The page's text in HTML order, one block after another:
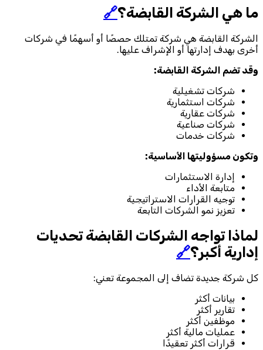
ما هي الشركة القابضة؟🔗
الشركة القابضة هي شركة تمتلك حصصًا أو أسهمًا في شركات
أخرى بهدف إدارتها أو الإشراف عليها.
وقد تضم الشركة القابضة:
شركات تشغيلية
شركات استثمارية
شركات عقارية
شركات صناعية
شركات خدمات
وتكون مسؤوليتها الأساسية:
إدارة الاستثمارات
متابعة الأداء
توجيه القرارات الاستراتيجية
تعزيز نمو الشركات التابعة
لماذا تواجه الشركات القابضة تحديات
إدارية أكبر؟🔗
كل شركة جديدة تضاف إلى المجموعة تعني:
بيانات أكثر
تقارير أكثر
موظفين أكثر
عمليات مالية أكثر
قرارات أكثر تعقيدًا